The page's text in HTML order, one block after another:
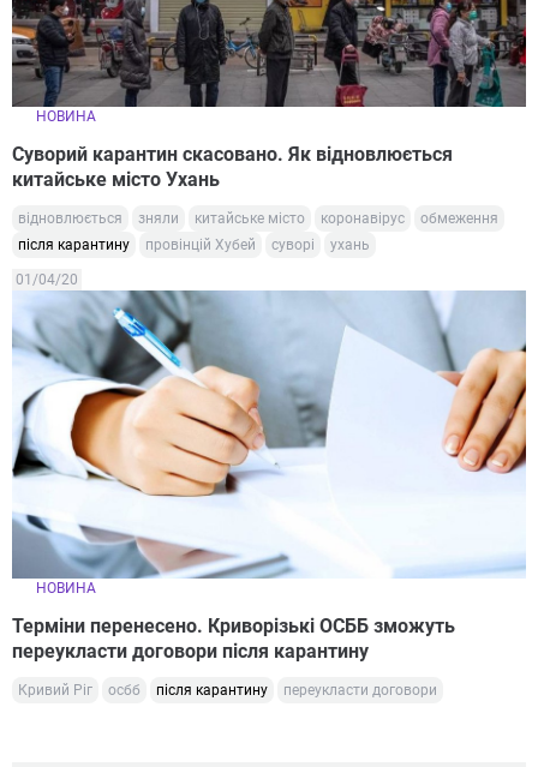
НОВИНА
Суворий карантин скасовано. Як відновлюється
китайське місто Ухань
відновлюється зняли китайське місто коронавірус
обмеження
після карантину
провінцій Хубей суворі ухань
01/04/20
НОВИНА
Терміни перенесено. Криворізькі ОСББ зможуть
переукласти договори після карантину
Кривий Ріг осбб після карантину переукласти договори